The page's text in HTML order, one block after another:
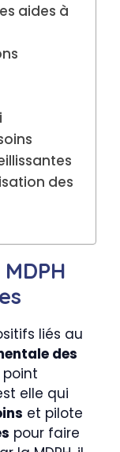
aides à
des
liés au
des
point
elle qui
et pilote
pour faire